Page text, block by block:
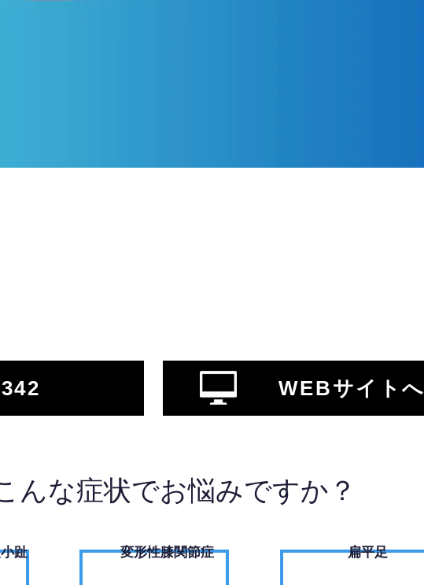
WEBサイトへ
んな症状でお悩みですか？
趾 変形性膝関節症 扁平足